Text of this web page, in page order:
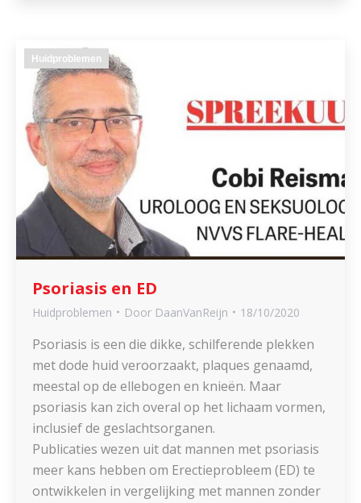
Huidproblemen
Psoriasis en ED
Huidproblemen Door DaanVanReijn 18/10/2020
Psoriasis is een die dikke, schilferende plekken
met dode huid veroorzaakt, plaques genaamd,
meestal op de ellebogen en knieën. Maar
psoriasis kan zich overal op het lichaam vormen,
inclusief de geslachtsorganen.
Publicaties wezen uit dat mannen met psoriasis
meer kans hebben om Erectieprobleem (ED) te
ontwikkelen in vergelijking met mannen zonder